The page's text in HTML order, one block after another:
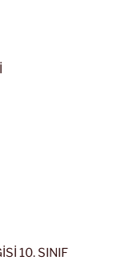
10. SINIF